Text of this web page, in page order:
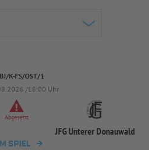
K-FS/OST/1
/18:00 Uhr
Abgesetzt
JFG Unterer Donauwald
SPIEL